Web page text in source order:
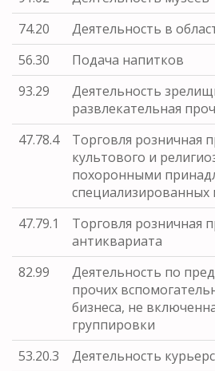
74.20
Деятельность в
56.30
Подача напитков
93.29
Деятельность
развлекательная
47.78.4
Торговля розничная
культового и
похоронными
специализированных
47.79.1
Торговля розничная
антиквариата
82.99
Деятельность по
прочих
бизнеса, не
группировки
53.20.3
Деятельность